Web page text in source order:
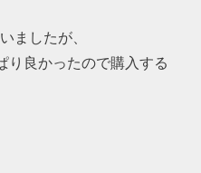
ましたが、
り良かったので購入する